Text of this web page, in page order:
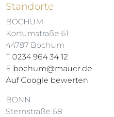
Standorte
BOCHUM
Kortumstraße 61
44787 Bochum
T 0234 964 34 12
E bochum@mauer.de
Auf Google bewerten
BONN
Sternstraße 68